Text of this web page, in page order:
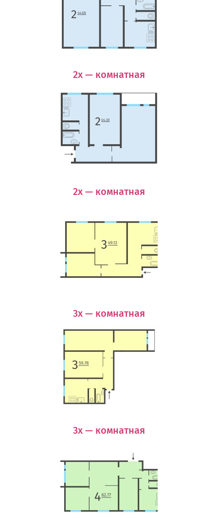
2х — комнатная
2х — комнатная
3х — комнатная
3х — комнатная